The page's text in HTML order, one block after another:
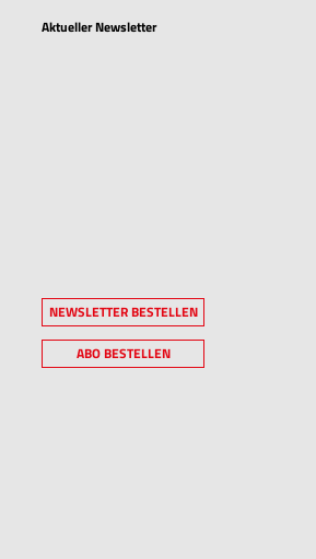
Aktueller Newsletter
NEWSLETTER BESTELLEN
ABO BESTELLEN